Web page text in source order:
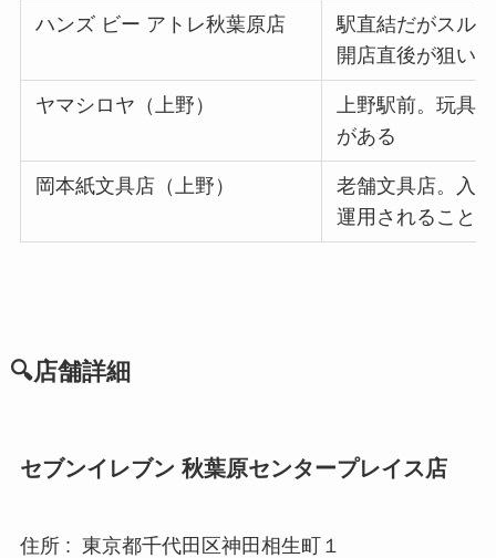
ハンズ ビー アトレ秋葉原店
駅直結だがスル
開店直後が狙い目
ヤマシロヤ（上野）
上野駅前。玩具
がある
岡本紙文具店（上野）
老舗文具店。入
運用されること
🔍店舗詳細
セブンイレブン 秋葉原センタープレイス店
住所 : 東京都千代田区神田相生町１